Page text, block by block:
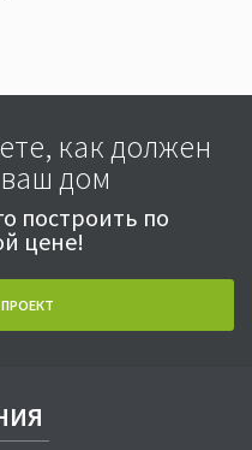
как должен
дом
построить по
цене!